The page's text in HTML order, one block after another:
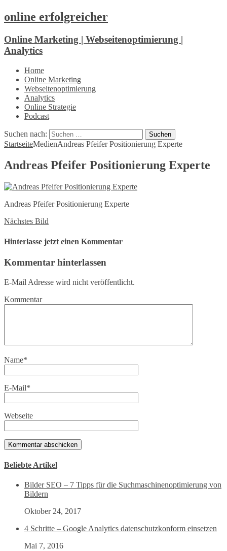
online erfolgreicher
Online Marketing | Webseitenoptimierung |
Analytics
Home
Online Marketing
Webseitenoptimierung
Analytics
Online Strategie
Podcast
Suchen nach:
StartseiteMedienAndreas Pfeifer Positionierung Experte
Andreas Pfeifer Positionierung Experte
Andreas Pfeifer Positionierung Experte
Nächstes Bild
Hinterlasse jetzt einen Kommentar
Kommentar hinterlassen
E-Mail Adresse wird nicht veröffentlicht.
Kommentar
Name*
E-Mail*
Webseite
Beliebte Artikel
Bilder SEO – 7 Tipps für die Suchmaschinenoptimierung von
Bildern
Oktober 24, 2017
4 Schritte – Google Analytics datenschutzkonform einsetzen
Mai 7, 2016